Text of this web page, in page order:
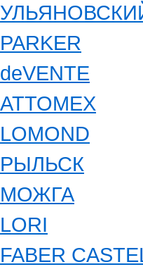
PARKER
deVENTE
ATTOMEX
LOMOND
РЫЛЬСК
МОЖГА
LORI
FABER